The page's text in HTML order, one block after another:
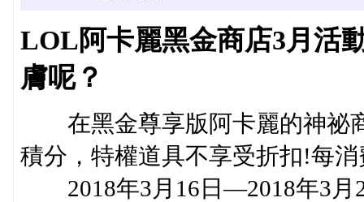
LOL阿卡麗黑金商店3月活
膚呢？
在黑金尊享版阿卡麗的神祕
積分，特權道具不享受折扣!每
2018年3月16日—2018年3月